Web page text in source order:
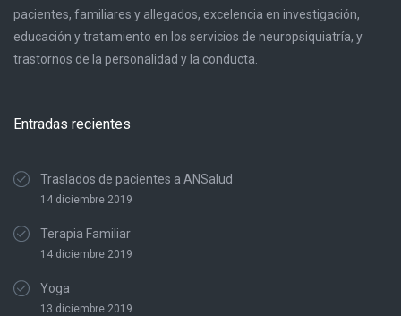
pacientes, familiares y allegados, excelencia en investigación,
educación y tratamiento en los servicios de neuropsiquiatría, y
trastornos de la personalidad y la conducta.
Entradas recientes
Traslados de pacientes a ANSalud
14 diciembre 2019
Terapia Familiar
14 diciembre 2019
Yoga
13 diciembre 2019